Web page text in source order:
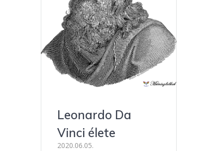
Leonardo Da
Vinci élete
2020.06.05.